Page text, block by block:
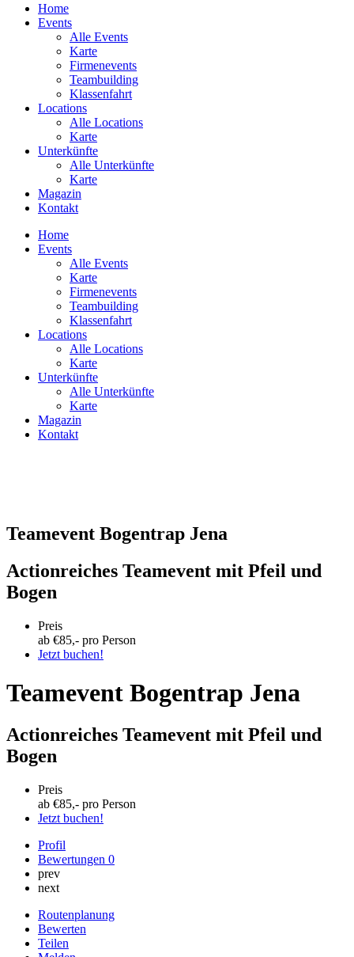
Home
Events
Alle Events
Karte
Firmenevents
Teambuilding
Klassenfahrt
Locations
Alle Locations
Karte
Unterkünfte
Alle Unterkünfte
Karte
Magazin
Kontakt
Home
Events
Alle Events
Karte
Firmenevents
Teambuilding
Klassenfahrt
Locations
Alle Locations
Karte
Unterkünfte
Alle Unterkünfte
Karte
Magazin
Kontakt
Teamevent Bogentrap Jena
Actionreiches Teamevent mit Pfeil und
Bogen
Preis
ab €85,- pro Person
Jetzt buchen!
Teamevent Bogentrap Jena
Actionreiches Teamevent mit Pfeil und
Bogen
Preis
ab €85,- pro Person
Jetzt buchen!
Profil
Bewertungen 0
prev
next
Routenplanung
Bewerten
Teilen